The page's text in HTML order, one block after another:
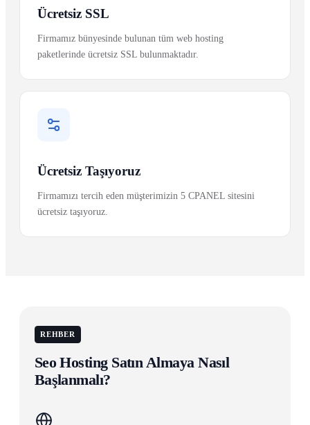
Ücretsiz SSL
Firmamız bünyesinde bulunan tüm web hosting
paketlerinde ücretsiz SSL bulunmaktadır.
Ücretsiz Taşıyoruz
Firmamızı tercih eden müşterimizin 5 CPANEL sitesini
ücretsiz taşıyoruz.
REHBER
Seo Hosting Satın Almaya Nasıl
Başlanmalı?